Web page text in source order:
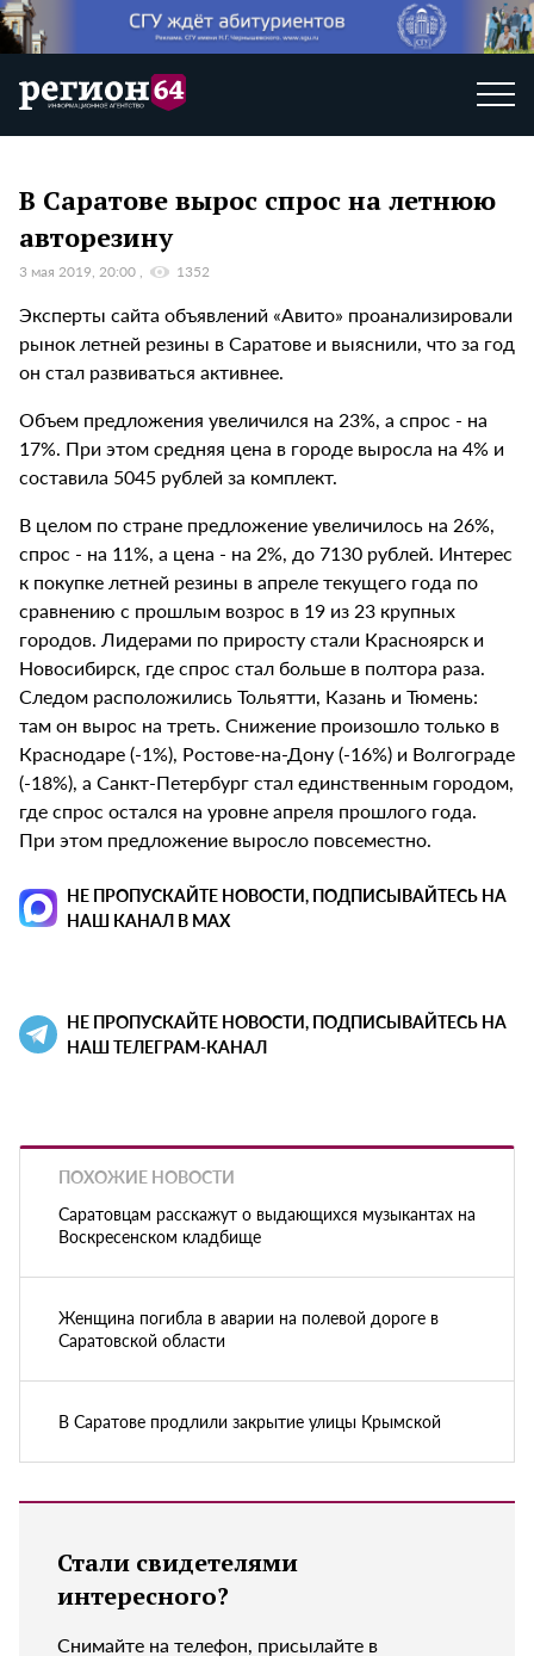
В Саратове вырос спрос на летнюю
авторезину
3 мая 2019, 20:00 1352
Эксперты сайта объявлений «Авито» проанализировали
рынок летней резины в Саратове и выяснили, что за год
он стал развиваться активнее.
Объем предложения увеличился на 23%, а спрос - на
17%. При этом средняя цена в городе выросла на 4% и
составила 5045 рублей за комплект.
В целом по стране предложение увеличилось на 26%,
спрос - на 11%, а цена - на 2%, до 7130 рублей. Интерес
к покупке летней резины в апреле текущего года по
сравнению с прошлым возрос в 19 из 23 крупных
городов. Лидерами по приросту стали Красноярск и
Новосибирск, где спрос стал больше в полтора раза.
Следом расположились Тольятти, Казань и Тюмень:
там он вырос на треть. Снижение произошло только в
Краснодаре (-1%), Ростове-на-Дону (-16%) и Волгограде
(-18%), а Санкт-Петербург стал единственным городом,
где спрос остался на уровне апреля прошлого года.
При этом предложение выросло повсеместно.
НЕ ПРОПУСКАЙТЕ НОВОСТИ, ПОДПИСЫВАЙТЕСЬ НА
НАШ КАНАЛ В MAX
НЕ ПРОПУСКАЙТЕ НОВОСТИ, ПОДПИСЫВАЙТЕСЬ НА
НАШ ТЕЛЕГРАМ-КАНАЛ
ПОХОЖИЕ НОВОСТИ
Саратовцам расскажут о выдающихся музыкантах на
Воскресенском кладбище
Женщина погибла в аварии на полевой дороге в
Саратовской области
В Саратове продлили закрытие улицы Крымской
Стали свидетелями
интересного?
Снимайте на телефон, присылайте в